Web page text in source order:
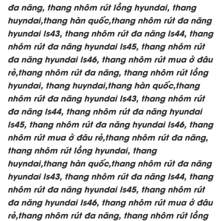
đa năng, thang nhôm rút lồng hyundai, thang
huyndai,thang hàn quốc,thang nhôm rút đa năng
hyundai ls43, thang nhôm rút đa năng ls44, thang
nhôm rút đa năng hyundai ls45, thang nhôm rút
đa năng hyundai ls46, thang nhôm rút mua ở đâu
rẻ,thang nhôm rút đa năng, thang nhôm rút lồng
hyundai, thang huyndai,thang hàn quốc,thang
nhôm rút đa năng hyundai ls43, thang nhôm rút
đa năng ls44, thang nhôm rút đa năng hyundai
ls45, thang nhôm rút đa năng hyundai ls46, thang
nhôm rút mua ở đâu rẻ,thang nhôm rút đa năng,
thang nhôm rút lồng hyundai, thang
huyndai,thang hàn quốc,thang nhôm rút đa năng
hyundai ls43, thang nhôm rút đa năng ls44, thang
nhôm rút đa năng hyundai ls45, thang nhôm rút
đa năng hyundai ls46, thang nhôm rút mua ở đâu
rẻ,thang nhôm rút đa năng, thang nhôm rút lồng